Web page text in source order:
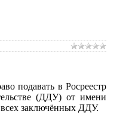
подавать в Росреестр
(ДДУ) от имени
всех заключённых ДДУ.